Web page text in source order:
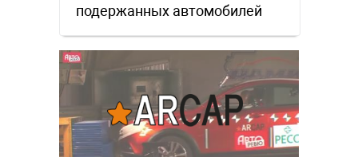
подержанных автомобилей